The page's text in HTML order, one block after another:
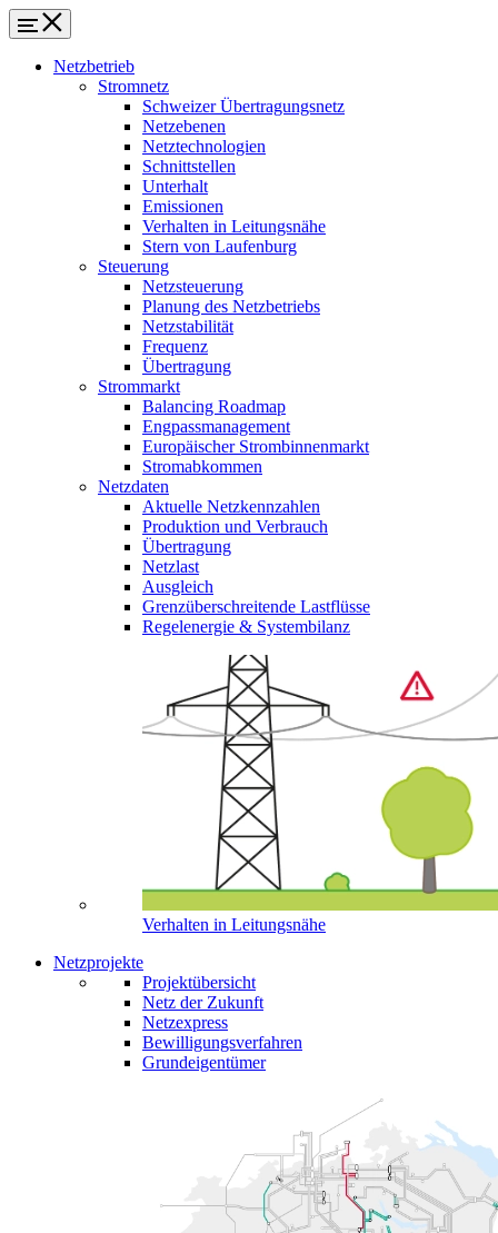
Netzbetrieb
Stromnetz
Schweizer Übertragungsnetz
Netzebenen
Netztechnologien
Schnittstellen
Unterhalt
Emissionen
Verhalten in Leitungsnähe
Stern von Laufenburg
Steuerung
Netzsteuerung
Planung des Netzbetriebs
Netzstabilität
Frequenz
Übertragung
Strommarkt
Balancing Roadmap
Engpassmanagement
Europäischer Strombinnenmarkt
Stromabkommen
Netzdaten
Aktuelle Netzkennzahlen
Produktion und Verbrauch
Übertragung
Netzlast
Ausgleich
Grenzüberschreitende Lastflüsse
Regelenergie & Systembilanz
Verhalten in Leitungsnähe
Netzprojekte
Projektübersicht
Netz der Zukunft
Netzexpress
Bewilligungsverfahren
Grundeigentümer